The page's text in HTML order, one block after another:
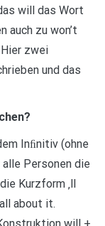
will das Wort
auch zu won’t
zwei
und das
Inﬁnitiv (ohne
Personen die
Kurzform ‚ll
about it.